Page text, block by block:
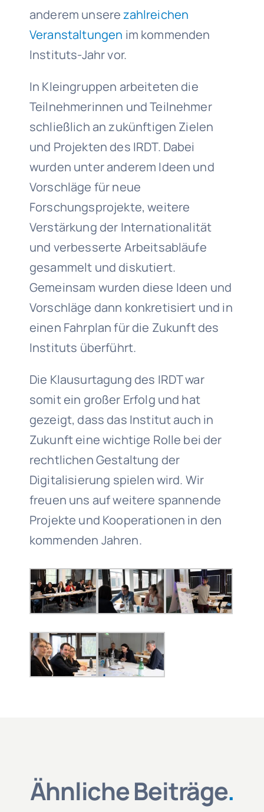
anderem unserezahlreichen
Veranstaltungen im kommenden
Instituts-Jahr vor.
In Kleingruppen arbeiteten die
Teilnehmerinnen und Teilnehmer
schließlich an zukünftigen Zielen
und Projekten des IRDT. Dabei
wurden unter anderem Ideen und
Vorschläge für neue
Forschungsprojekte, weitere
Verstärkung der Internationalität
und verbesserte Arbeitsabläufe
gesammelt und diskutiert.
Gemeinsam wurden diese Ideen und
Vorschläge dann konkretisiert und in
einen Fahrplan für die Zukunft des
Instituts überführt.
Die Klausurtagung des IRDT war
somit ein großer Erfolg und hat
gezeigt, dass das Institut auch in
Zukunft eine wichtige Rolle bei der
rechtlichen Gestaltung der
Digitalisierung spielen wird. Wir
freuen uns auf weitere spannende
Projekte und Kooperationen in den
kommenden Jahren.
Ähnliche Beiträge.